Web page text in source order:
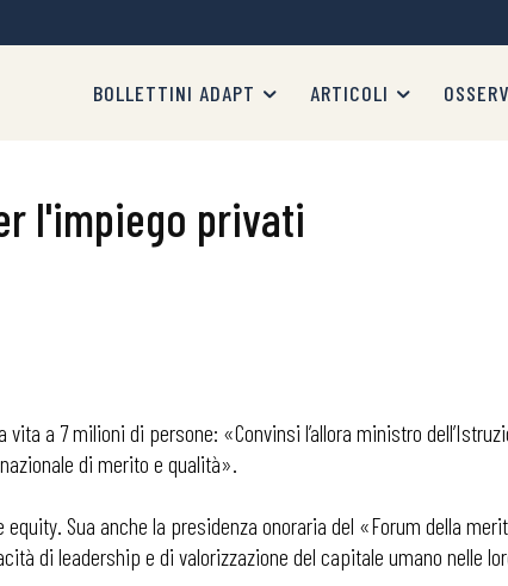
BOLLETTINI ADAPT ARTICOLI
l'impiego privati
a 7 milioni di persone: «Convinsi l’allora ministro
di merito e qualità».
Sua anche la presidenza onoraria del «Forum della
di leadership e di valorizzazione del capitale umano nelle